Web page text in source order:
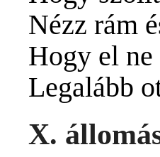
Nézz rám
Hogy el
Legalább
X.